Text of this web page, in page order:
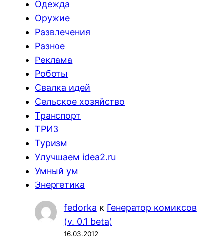
Одежда
Оружие
Развлечения
Разное
Реклама
Роботы
Свалка идей
Сельское хозяйство
Транспорт
ТРИЗ
Туризм
Улучшаем idea2.ru
Умный ум
Энергетика
fedorka к Генератор комиксов
(v. 0.1 beta)
16.03.2012